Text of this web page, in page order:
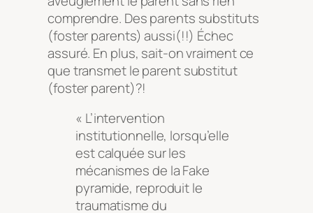
comprendre. Des parents substituts
(foster parents) aussi(!!) Échec
assuré. En plus, sait-on vraiment ce
que transmet le parent substitut
(foster parent)?!
« L’intervention
institutionnelle, lorsqu’elle
est calquée sur les
mécanismes de la Fake
pyramide, reproduit le
traumatisme du